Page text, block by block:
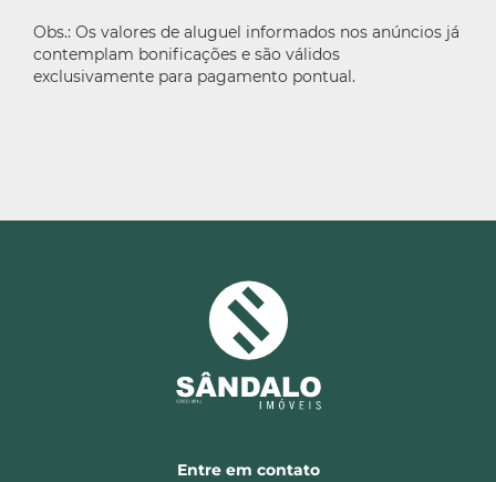
Obs.: Os valores de aluguel informados nos anúncios já
contemplam bonificações e são válidos
exclusivamente para pagamento pontual.
Entre em contato